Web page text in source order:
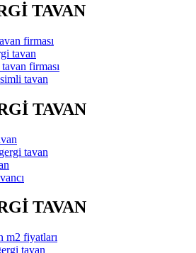
TAVAN
firması
tavan
firması
tavan
TAVAN
tavan
TAVAN
m2 fiyatları
tavan